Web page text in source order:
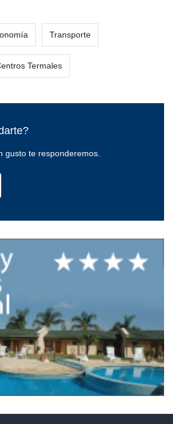
Transporte
Termales
gusto te responderemos.